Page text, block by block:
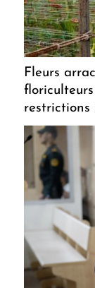
Fleurs
restrictions